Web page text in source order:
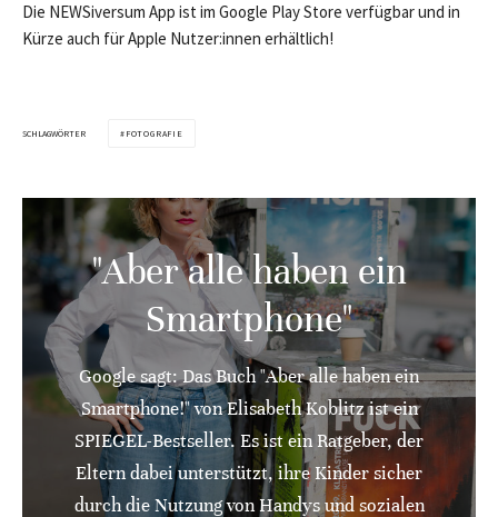
Die NEWSiversum App ist im Google Play Store verfügbar und in
Kürze auch für Apple Nutzer:innen erhältlich!
SCHLAGWÖRTER FOTOGRAFIE
"Aber alle haben ein
Smartphone"
Google sagt: Das Buch "Aber alle haben ein
Smartphone!" von Elisabeth Koblitz ist ein
SPIEGEL-Bestseller. Es ist ein Ratgeber, der
Eltern dabei unterstützt, ihre Kinder sicher
durch die Nutzung von Handys und sozialen